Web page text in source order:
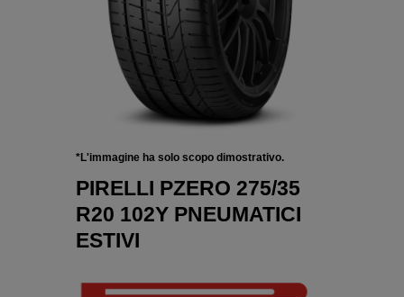
*L'immagine ha solo scopo dimostrativo.
PIRELLI PZERO 275/35
R20 102Y PNEUMATICI
ESTIVI